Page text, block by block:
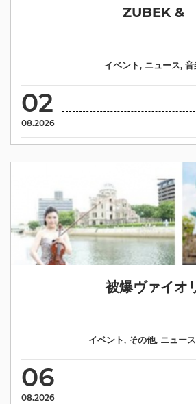
ZUBEK &
02
08.2026
イベント, ニュース, 音
被爆ヴァイオ
06
08.2026
イベント, その他, ニュース